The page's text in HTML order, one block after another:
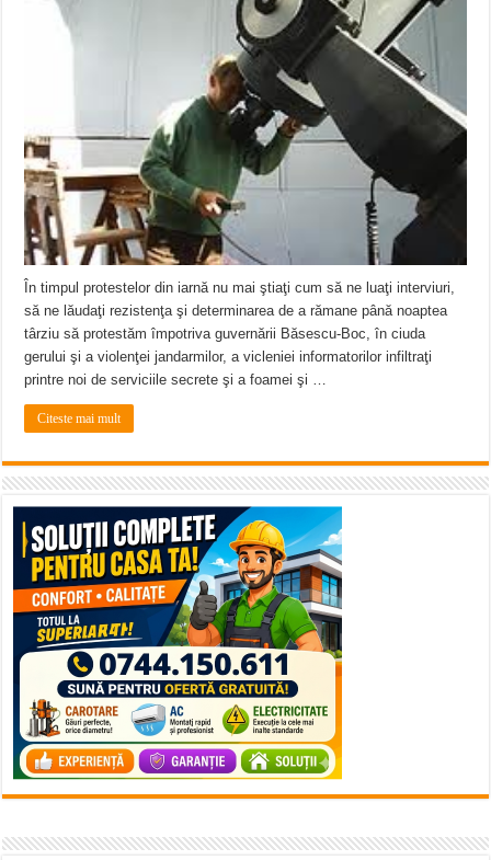
ANUNȚ OPRIRE APĂ în Reșița – avarie – 04.08.2026 – str. Văliugului și
ANUNŢ OPRIRE APĂ în CARANSEBEȘ – 04.08.2026 – avarie – Calea
În timpul protestelor din iarnă nu mai ştiaţi cum să ne luaţi interviuri,
să ne lăudaţi rezistenţa şi determinarea de a rămane până noaptea
târziu să protestăm împotriva guvernării Băsescu-Boc, în ciuda
gerului şi a violenţei jandarmilor, a vicleniei informatorilor infiltraţi
printre noi de serviciile secrete şi a foamei şi …
Citeste mai mult